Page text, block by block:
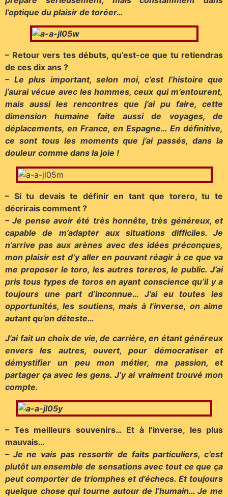
l’optique du plaisir de toréer…
– Retour vers tes débuts, qu’est-ce que tu retiendras
de ces dix ans ?
– Le plus important, selon moi, c’est l’histoire que
j’aurai vécue avec les hommes, ceux qui m’entourent,
mais aussi les rencontres que j’ai pu faire, cette
dimension humaine faite aussi de voyages, de
déplacements, en France, en Espagne… En définitive,
ce sont tous les moments que j’ai passés, dans la
douleur comme dans la joie !
– Si tu devais te définir en tant que torero, tu te
décrirais comment ?
– Je pense avoir été très honnête, très généreux, et
capable de m’adapter aux situations difficiles. Je
n’arrive pas aux arènes avec des idées préconçues,
mon plaisir est d’y aller en pouvant réagir à ce que va
me proposer le toro, les autres toreros, le public. J’ai
pris tous types de toros en ayant conscience qu’il y a
toujours une part d’inconnue… J’ai eu toutes les
opportunités, les soutiens, mais à l’inverse, on aime
autant qu’on déteste…
J’ai fait un choix de vie, de carrière, en étant généreux
envers les autres, ouvert, pour démocratiser et
démystifier un peu mon métier, ma passion, et
partager ça avec les gens. J’y ai vraiment trouvé mon
compte.
– Tes meilleurs souvenirs… Et à l’inverse, les plus
mauvais…
– Je ne vais pas ressortir de faits particuliers, c’est
plutôt un ensemble de sensations avec tout ce que ça
peut comporter de triomphes et d’échecs. Et toujours
quelque chose qui tourne autour de l’humain… Je me